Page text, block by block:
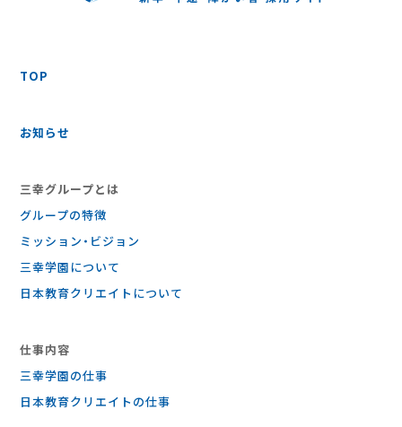
TOP
お知らせ
三幸グループとは
グループの特徴
ミッション・ビジョン
三幸学園について
日本教育クリエイトについて
仕事内容
三幸学園の仕事
⽇本教育クリエイトの仕事